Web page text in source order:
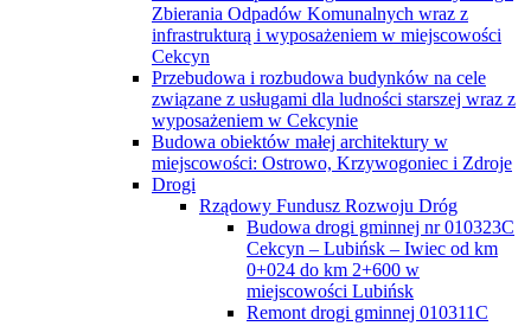
Zbierania Odpadów Komunalnych wraz z
infrastrukturą i wyposażeniem w miejscowości
Cekcyn
Przebudowa i rozbudowa budynków na cele
związane z usługami dla ludności starszej wraz z
wyposażeniem w Cekcynie
Budowa obiektów małej architektury w
miejscowości: Ostrowo, Krzywogoniec i Zdroje
Drogi
Rządowy Fundusz Rozwoju Dróg
Budowa drogi gminnej nr 010323C
Cekcyn – Lubińsk – Iwiec od km
0+024 do km 2+600 w
miejscowości Lubińsk
Remont drogi gminnej 010311C